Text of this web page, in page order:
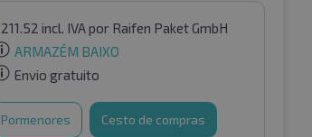
211.52 incl. IVApor Raifen Paket GmbH
ARMAZÉM BAIXO
Envio gratuito
Pormenores Cesto de compras